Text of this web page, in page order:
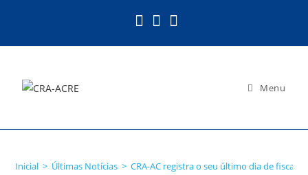
Menu
Inicial > Últimas Notícias > CRA-AC registra o seu último dia de